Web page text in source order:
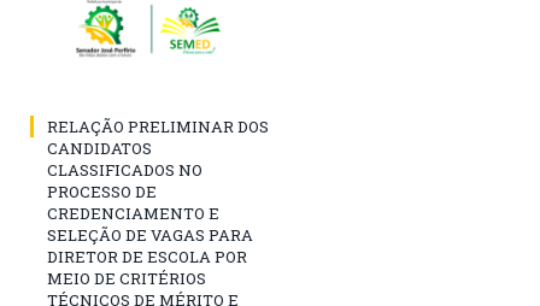
RELAÇÃO PRELIMINAR DOS
CANDIDATOS
CLASSIFICADOS NO
PROCESSO DE
CREDENCIAMENTO E
SELEÇÃO DE VAGAS PARA
DIRETOR DE ESCOLA POR
MEIO DE CRITÉRIOS
TÉCNICOS DE MÉRITO E